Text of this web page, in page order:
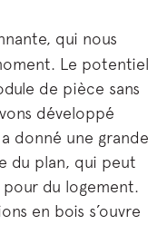
qui nous
Le potentiel
de pièce sans
développé
donné une grande
du plan, qui peut
du logement.
en bois s’ouvre